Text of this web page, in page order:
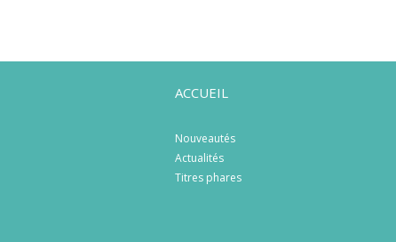
ACCUEIL
Nouveautés
Actualités
Titres phares